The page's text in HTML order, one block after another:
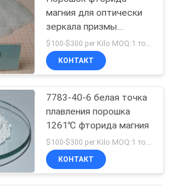
Криолит
344
магния для оптически
зеркала призмы
объектива покрытия/
стекла/волокна
$100-$300 per Kilo MOQ:1 тонна
КОНТАКТ
7783-40-6 белая точка
плавления порошка
1261℃ фторида магния
КОНТАКТ